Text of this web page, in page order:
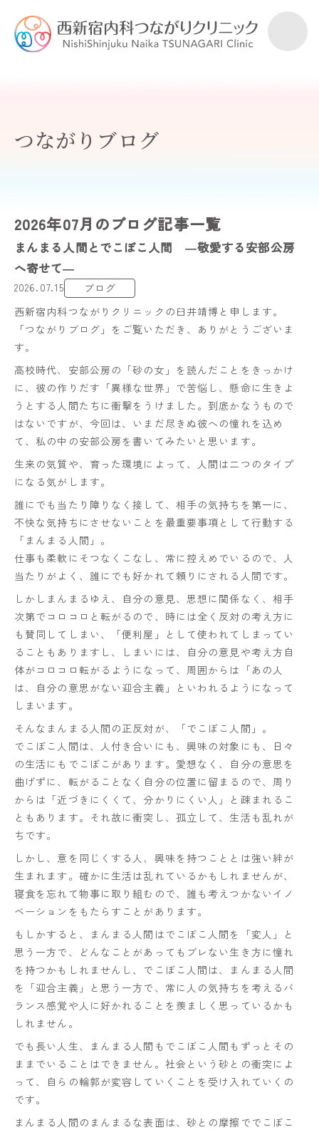
つながりブログ
2026年07月のブログ記事一覧
まんまる人間とでこぼこ人間 ―敬愛する安部公房
へ寄せて―
2026.07.15
ブログ
西新宿内科つながりクリニックの臼井靖博と申します。
「つながりブログ」をご覧いただき、ありがとうございま
す。
高校時代、安部公房の「砂の女」を読んだことをきっかけ
に、彼の作りだす「異様な世界」で苦悩し、懸命に生きよ
うとする人間たちに衝撃をうけました。到底かなうもので
はないですが、今回は、いまだ尽きぬ彼への憧れを込め
て、私の中の安部公房を書いてみたいと思います。
生来の気質や、育った環境によって、人間は二つのタイプ
になる気がします。
誰にでも当たり障りなく接して、相手の気持ちを第一に、
不快な気持ちにさせないことを最重要事項として行動する
「まんまる人間」。
仕事も柔軟にそつなくこなし、常に控えめでいるので、人
当たりがよく、誰にでも好かれて頼りにされる人間です。
しかしまんまるゆえ、自分の意見、思想に関係なく、相手
次第でコロコロと転がるので、時には全く反対の考え方に
も賛同してしまい、「便利屋」として使われてしまってい
ることもありますし、しまいには、自分の意見や考え方自
体がコロコロ転がるようになって、周囲からは「あの人
は、自分の意思がない迎合主義」といわれるようになって
しまいます。
そんなまんまる人間の正反対が、「でこぼこ人間」。
でこぼこ人間は、人付き合いにも、興味の対象にも、日々
の生活にもでこぼこがあります。愛想なく、自分の意思を
曲げずに、転がることなく自分の位置に留まるので、周り
からは「近づきにくくて、分かりにくい人」と疎まれるこ
ともあります。それ故に衝突し、孤立して、生活も乱れが
ちです。
しかし、意を同じくする人、興味を持つこととは強い絆が
生まれます。確かに生活は乱れているかもしれませんが、
寝食を忘れて物事に取り組むので、誰も考えつかないイノ
ベーションをもたらすことがあります。
もしかすると、まんまる人間はでこぼこ人間を「変人」と
思う一方で、どんなことがあってもブレない生き方に憧れ
を持つかもしれませんし、でこぼこ人間は、まんまる人間
を「迎合主義」と思う一方で、常に人の気持ちを考えるバ
ランス感覚や人に好かれることを羨ましく思っているかも
しれません。
でも長い人生、まんまる人間もでこぼこ人間もずっとその
ままでいることはできません。社会という砂との衝突によ
って、自らの輪郭が変容していくことを受け入れていくの
です。
まんまる人間のまんまるな表面は、砂との摩擦ででこぼこ